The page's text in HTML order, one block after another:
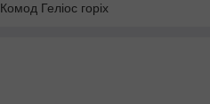
Комод Геліос горіх